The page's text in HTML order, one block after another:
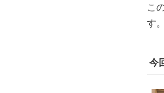
こ
す。
今